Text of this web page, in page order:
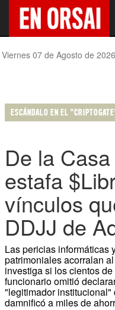
Viernes 07 de Agosto de 2026
ESCÁNDALO EN EL
De la
estafa
vínculos
DDJJ de
Las pericias informáticas
patrimoniales acorralan
investiga si los cientos
funcionario omitió
"legitimador institucional"
damnificó a miles de